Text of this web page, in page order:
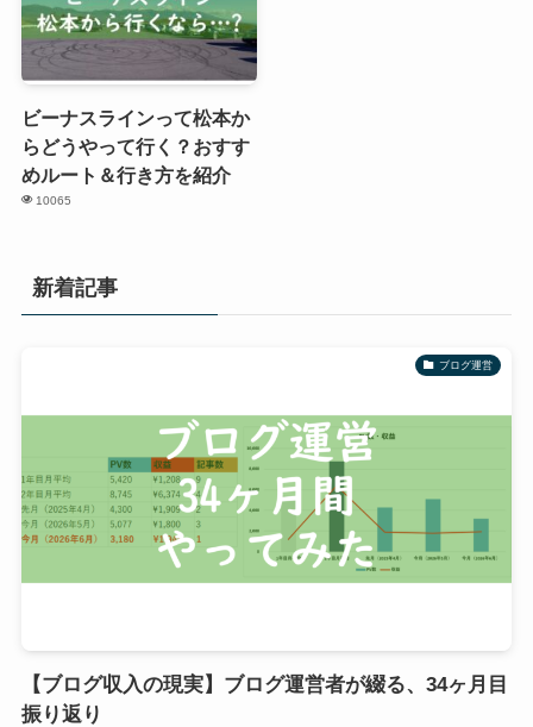
ビーナスラインって松本か
らどうやって行く？おすす
めルート＆行き方を紹介
10065
新着記事
ブログ運営
【ブログ収入の現実】ブログ運営者が綴る、34ヶ月目
振り返り